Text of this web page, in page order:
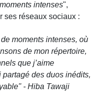
intenses",
ses réseaux sociaux :
moments intenses, où
de mon répertoire,
que j’aime
partagé des duos inédits,
" - Hiba Tawaji